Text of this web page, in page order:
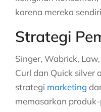
karena mereka
Strategi
Singer, Wabrick,
Curl dan Quick silver
strategi marketing
memasarkan